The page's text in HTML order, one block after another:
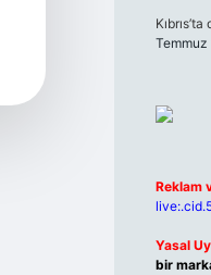
Reklam
Yasal
bir